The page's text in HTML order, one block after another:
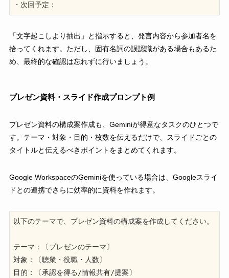
・次回予定：
「文字起こしより抽出」と指示すると、発言内容から参加者名を
拾ってくれます。ただし、固有名詞の誤認識がある場合もあるた
め、最終的な確認は忘れずに行いましょう。
プレゼン資料・スライド作成プロンプト例
プレゼン資料の構成案作成も、Geminiが得意なタスクのひとつで
す。テーマ・対象・目的・枚数を伝えるだけで、スライドごとの
タイトルと伝えるべきポイントをまとめてくれます。
Google WorkspaceのGeminiを使っている場合は、Googleスライ
ドとの連携でさらに効率的に資料を作れます。
以下のテーマで、プレゼン資料の構成案を作成してください。
テーマ：〔プレゼンのテーマ〕
対象：〔聴衆・役職・人数〕
目的：〔承認を得る/情報共有/提案〕